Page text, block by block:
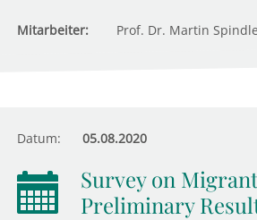
Mitarbeiter: Prof. Dr. Martin
Datum: 05.08.2020
Survey on
Preliminary